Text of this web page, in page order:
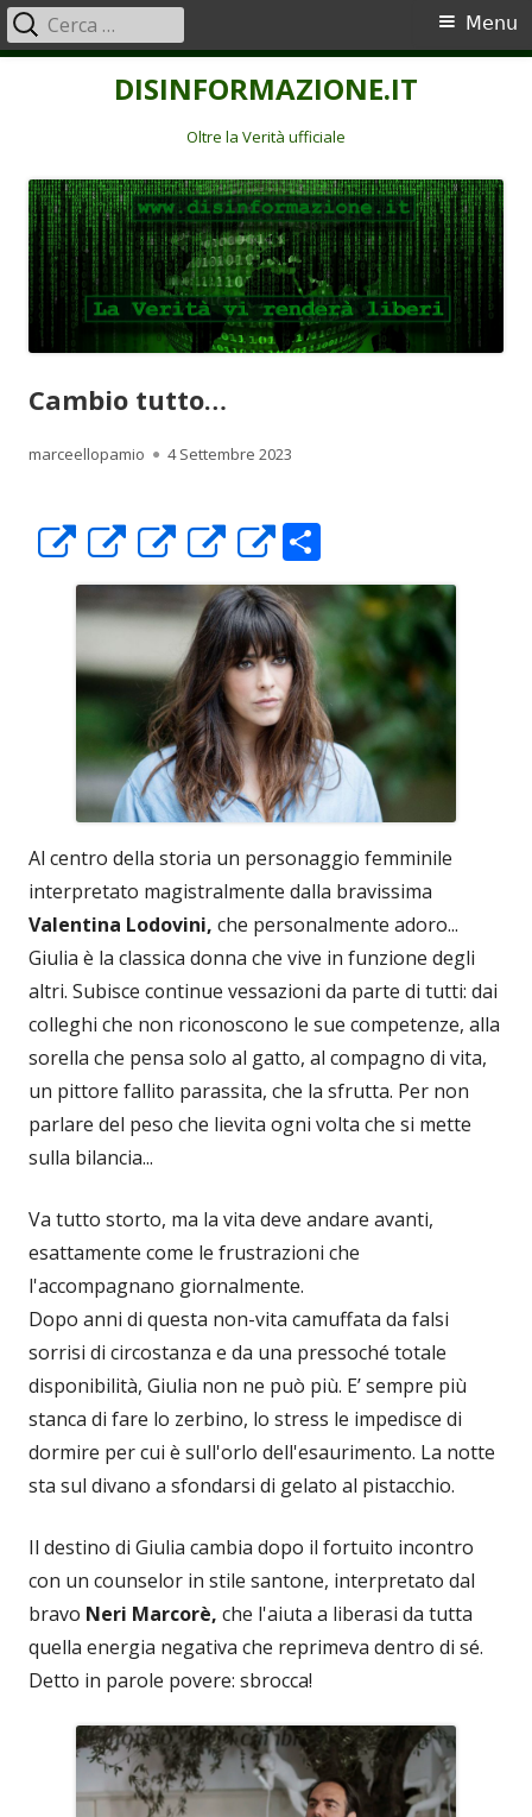
DISINFORMAZIONE.IT
Oltre la Verità ufficiale
Menu
principale
Menu
Ricerca
per:
Cambio tutto…
Autore
marceellopamio Pubblicato
4 Settembre 2023
Apre
in
una
nuova
finestra
Apre
in
una
nuova
finestra
Apre
in
una
nuova
finestra
Apre
in
una
nuova
finestra
Apre
in
una
nuova
finestra
o
n
di
vi
di
Al centro della storia un personaggio femminile
interpretato magistralmente dalla bravissima
Valentina Lodovini, che personalmente adoro...
Giulia è la classica donna che vive in funzione degli
altri. Subisce continue vessazioni da parte di tutti: dai
colleghi che non riconoscono le sue competenze, alla
sorella che pensa solo al gatto, al compagno di vita,
un pittore fallito parassita, che la sfrutta. Per non
parlare del peso che lievita ogni volta che si mette
sulla bilancia...
Va tutto storto, ma la vita deve andare avanti,
esattamente come le frustrazioni che
l'accompagnano giornalmente.
Dopo anni di questa non-vita camuffata da falsi
sorrisi di circostanza e da una pressoché totale
disponibilità, Giulia non ne può più. E’ sempre più
stanca di fare lo zerbino, lo stress le impedisce di
dormire per cui è sull'orlo dell'esaurimento. La notte
sta sul divano a sfondarsi di gelato al pistacchio.
Il destino di Giulia cambia dopo il fortuito incontro
con un counselor in stile santone, interpretato dal
bravo Neri Marcorè, che l'aiuta a liberasi da tutta
quella energia negativa che reprimeva dentro di sé.
Detto in parole povere: sbrocca!